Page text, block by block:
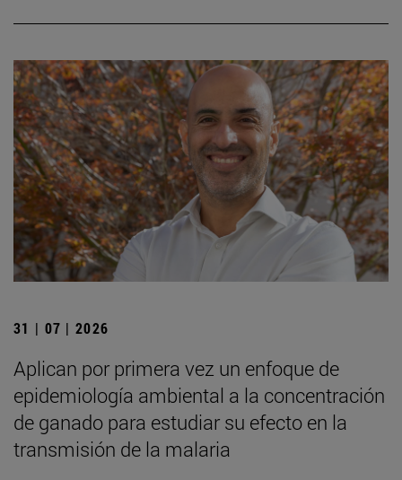
31 | 07 | 2026
Aplican por primera vez un enfoque de
epidemiología ambiental a la concentración
de ganado para estudiar su efecto en la
transmisión de la malaria